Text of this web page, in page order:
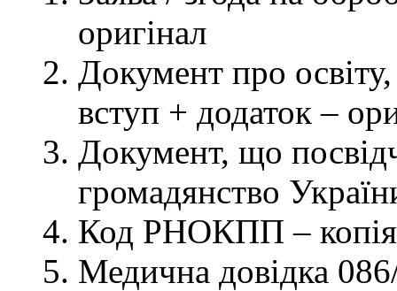
оригінал
Документ про освіту,
вступ + додаток –
Документ, що
громадянство
Код РНОКПП – копія
Медична довідка